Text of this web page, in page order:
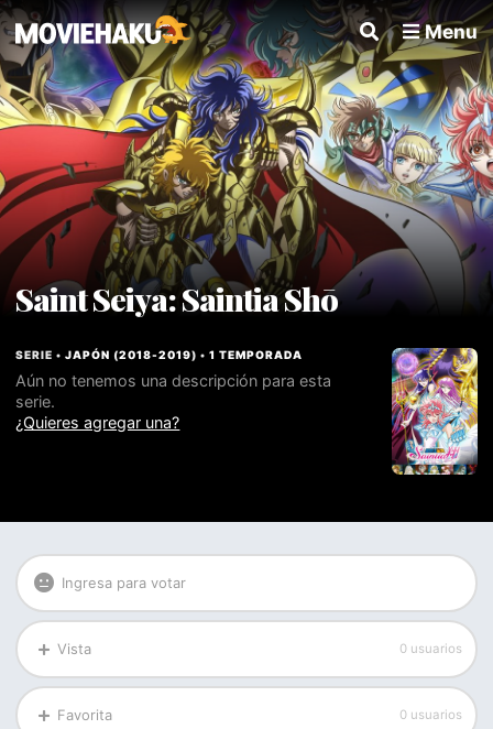
Menu
Saint Seiya: Saintia Shō
SERIE •JAPÓN (2018-2019) •1 TEMPORADA
Aún no tenemos una descripción para esta
serie.
¿Quieres agregar una?
Ingresa para votar
Vista 0 usuarios
Favorita 0 usuarios